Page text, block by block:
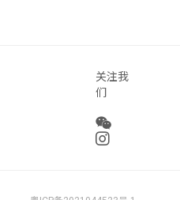
关注我
们